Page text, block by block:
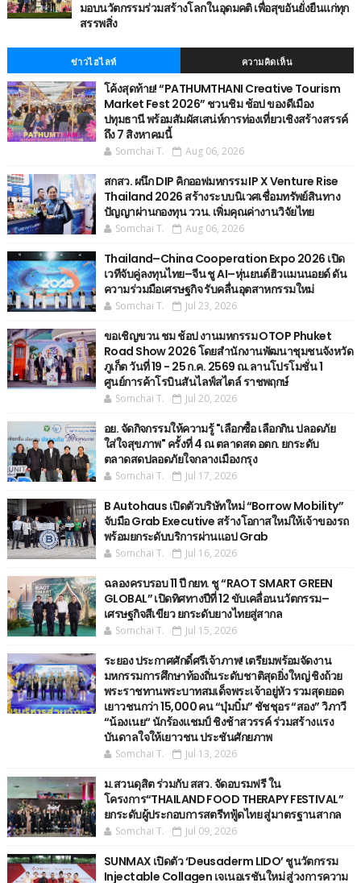
มอบนวัตกรรมร่วมสร้างโลกในอุดมคติ เพื่อสุขอันยั่งยืนแก่ทุก
สรรพสิ่ง
ข่าวไฮไลท์ ความคิดเห็น
โค้งสุดท้าย! “PATHUMTHANI Creative Tourism
Market Fest 2026” ชวนชิม ช้อป ของดีเมือง
ปทุมธานี พร้อมสัมผัสเสน่ห์การท่องเที่ยวเชิงสร้างสรรค์
ถึง 7 สิงหาคมนี้
Somchai T. Aug 06, 2026
สกสว. ผนึก DIP คิกออฟมหกรรม IP X Venture Rise
Thailand 2026 สร้างระบบนิเวศเชื่อมทรัพย์สินทาง
ปัญญาผ่านกองทุน ววน. เพิ่มคุณค่างานวิจัยไทย
Somchai T. Aug 06, 2026
Thailand–China Cooperation Expo 2026 เปิด
เวทีจับคู่ลงทุนไทย–จีน ชู AI–หุ่นยนต์ฮิวแมนนอยด์ ดัน
ความร่วมมือเศรษฐกิจ รับคลื่นอุตสาหกรรมใหม่
Somchai T. Jul 23, 2026
ขอเชิญขวน ชม ช้อป งานมหกรรม OTOP Phuket
Road Show 2026 โดยสำนักงานพัฒนาชุมชนจังหวัด
ภูเก็ต วันที่ 19 - 25 ก.ค. 2569 ณ.ลานโปรโมชั่น 1
ศูนย์การค้าโรบินสันไลฟ์สไตล์ ราชพฤกษ์
Somchai T. Jul 20, 2026
อย. จัดกิจกรรมให้ความรู้ "เลือกซื้อ เลือกกิน ปลอดภัย
ใส่ใจสุขภาพ" ครั้งที่ 4 ณ ตลาดสด อตก. ยกระดับ
ตลาดสดปลอดภัยใจกลางเมืองกรุง
Somchai T. Jul 17, 2026
B Autohaus เปิดตัวบริษัทใหม่ “Borrow Mobility”
จับมือ Grab Executive สร้างโอกาสใหม่ให้เจ้าของรถ
พร้อมยกระดับบริการผ่านแอป Grab
Somchai T. Jul 16, 2026
ฉลองครบรอบ 11 ปี กยท. ชู “RAOT SMART GREEN
GLOBAL” เปิดทิศทางปีที่ 12 ขับเคลื่อนนวัตกรรม–
เศรษฐกิจสีเขียว ยกระดับยางไทยสู่สากล
Somchai T. Jul 15, 2026
ระยอง ประกาศศักดิ์ศรีเจ้าภาพ! เตรียมพร้อมจัดงาน
มหกรรมการศึกษาท้องถิ่นระดับชาติสุดยิ่งใหญ่ ชิงถ้วย
พระราชทานพระบาทสมเด็จพระเจ้าอยู่หัว รวมสุดยอด
เยาวชนกว่า 15,000 คน “บุ๋มบิ๋ม” ชัชชุอร “สอง” วิภาวี
“น้องเนย“ นักร้องแชมป์ ชิงช้าสวรรค์ ร่วมสร้างแรง
บันดาลใจให้เยาวชน ประชันศักยภาพ
Somchai T. Jul 13, 2026
ม.สวนดุสิต ร่วมกับ สสว. จัดอบรมฟรี ใน
โครงการ“THAILAND FOOD THERAPY FESTIVAL”
ยกระดับผู้ประกอบการสตรีทฟู้ดไทย สู่มาตรฐานสากล
Somchai T. Jul 09, 2026
SUNMAX เปิดตัว ‘Deusaderm LIDO’ ชูนวัตกรรม
Injectable Collagen เจเนอเรชันใหม่ สู่วงการความ